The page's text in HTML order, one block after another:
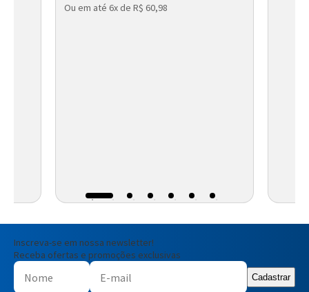
Ou em até 6x de R$ 60,98
Inscreva-se em nossa newsletter!
Receba ofertas e promoções exclusivas
Cadastrar